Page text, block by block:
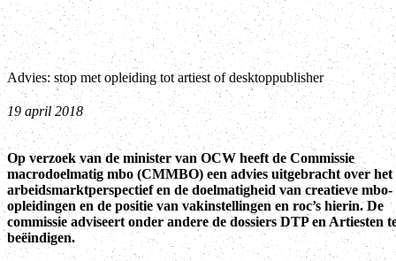
Advies: stop met opleiding tot artiest of desktoppublisher
19 april 2018
Op verzoek van de minister van OCW heeft de Commissie
macrodoelmatig mbo (CMMBO) een advies uitgebracht over het
arbeidsmarktperspectief en de doelmatigheid van creatieve mbo-
opleidingen en de positie van vakinstellingen en roc’s hierin. De
commissie adviseert onder andere de dossiers DTP en Artiesten
beëindigen.